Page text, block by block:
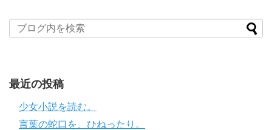
最近の投稿
少女小説を読む。
言葉の蛇口を、ひねったり。